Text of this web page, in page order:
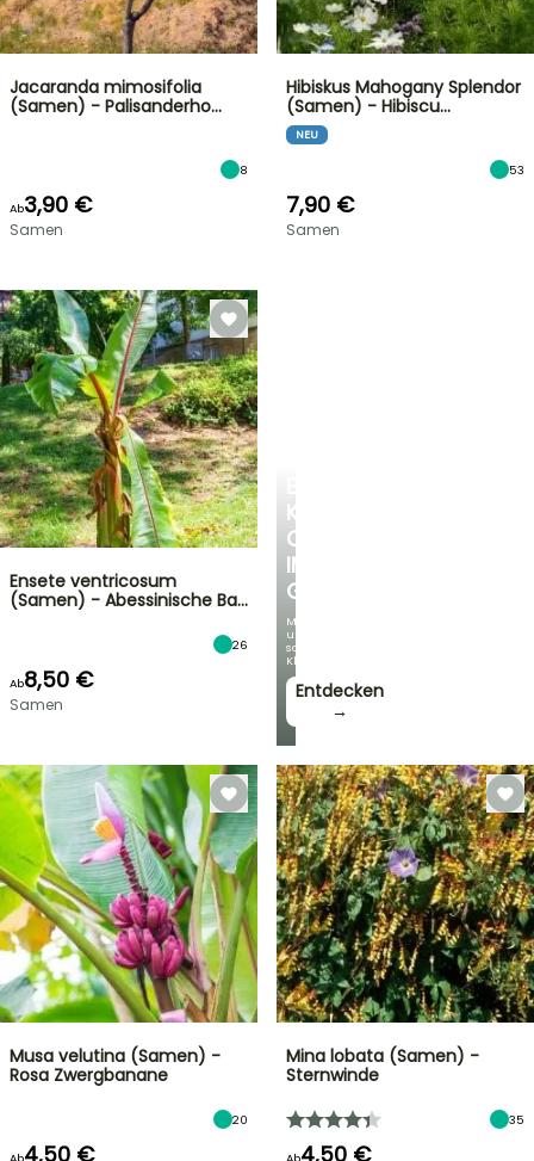
KÜHLE
OASE
IM
GARTEN
Mit
unseren
schönsten
Kletterpflanzen!
Entdecken
→
Jacaranda mimosifolia
(Samen) - Palisanderho…
8
Ab3,90 €
Samen
Hibiskus Mahogany Splendor
(Samen) - Hibiscu…
NEU
53
7,90 €
Samen
Ensete ventricosum
(Samen) - Abessinische Ba…
26
Ab8,50 €
Samen
Musa velutina (Samen) -
Rosa Zwergbanane
20
4,50 €
Mina lobata (Samen) -
Sternwinde
35
4,50 €